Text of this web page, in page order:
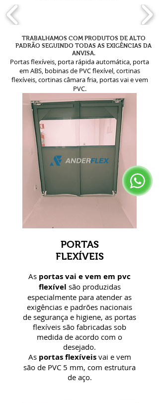
TRABALHAMOS COM PRODUTOS DE ALTO
PADRÃO SEGUINDO TODAS AS EXIGÊNCIAS DA
ANVISA.
Portas flexíveis, porta rápida automática, porta
em ABS, bobinas de PVC flexível, cortinas
flexíveis, cortinas câmara fria, portas vai e vem
PVC.
PORTAS
FLEXÍVEIS
As portas vai e vem em pvc
flexível são produzidas
especialmente para atender as
exigências e padrões nacionais
de segurança e higiene, as portas
flexíveis são fabricadas sob
medida de acordo com o
desejado.
As portas flexíveisvai e vem
são de PVC 5 mm, com estrutura
de aço.